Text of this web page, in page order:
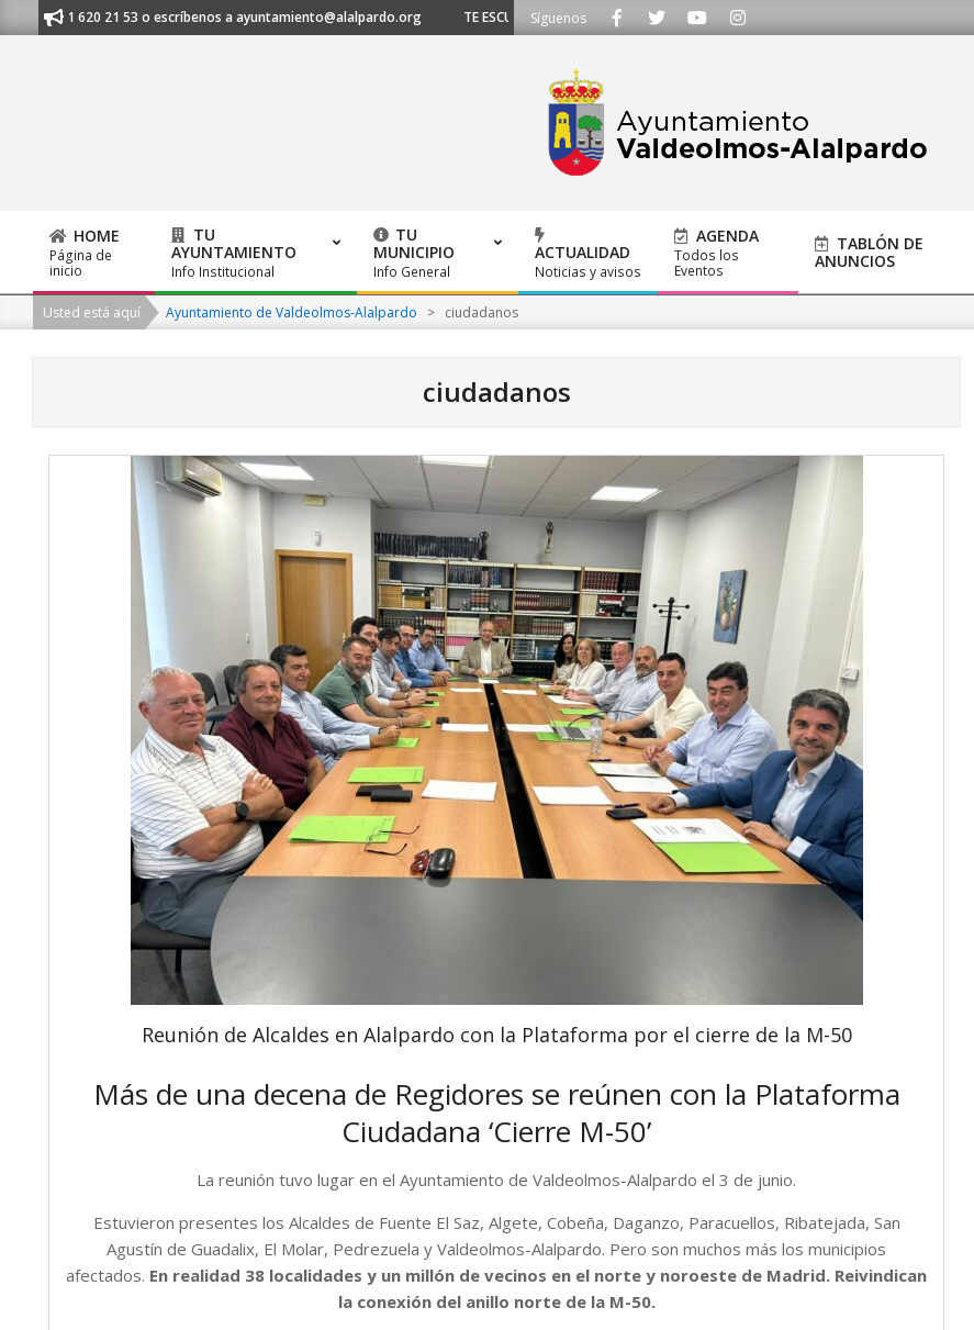
to
al 91 620 21 53 o escríbenos a ayuntamiento@alalpardo.org TE ESCUCHAMOS - Llámanos al 91 620 21 53 o escríbenos a ayuntamiento@alalpardo.org
Síguenos
Primary
Navigation
Menu
HOME
Página de
inicio
TU
AYUNTAMIENTO
Info Institucional
TU
MUNICIPIO
Info General
ACTUALIDAD
Noticias y avisos
AGENDA
Todos los
Eventos
TABLÓN DE
ANUNCIOS
Usted está aquí Ayuntamiento de Valdeolmos-Alalpardo > ciudadanos
ciudadanos
Reunión de Alcaldes en Alalpardo con la Plataforma por el cierre de la M-50
Más de una decena de Regidores se reúnen con la Plataforma
Ciudadana ‘Cierre M-50’
La reunión tuvo lugar en el Ayuntamiento de Valdeolmos-Alalpardo el 3 de junio.
Estuvieron presentes los Alcaldes de Fuente El Saz, Algete, Cobeña, Daganzo, Paracuellos, Ribatejada, San
Agustín de Guadalix, El Molar, Pedrezuela y Valdeolmos-Alalpardo. Pero son muchos más los municipios
afectados. En realidad 38 localidades y un millón de vecinos en el norte y noroeste de Madrid. Reivindican
la conexión del anillo norte de la M-50.